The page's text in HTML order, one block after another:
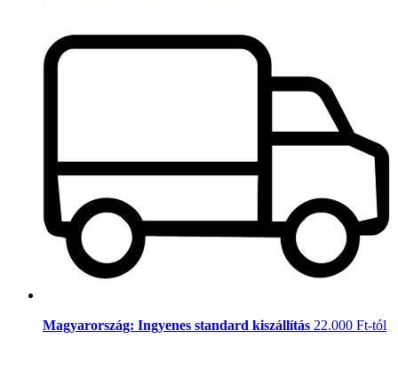
Magyarország: Ingyenes standard kiszállítás 22.000 Ft-tól